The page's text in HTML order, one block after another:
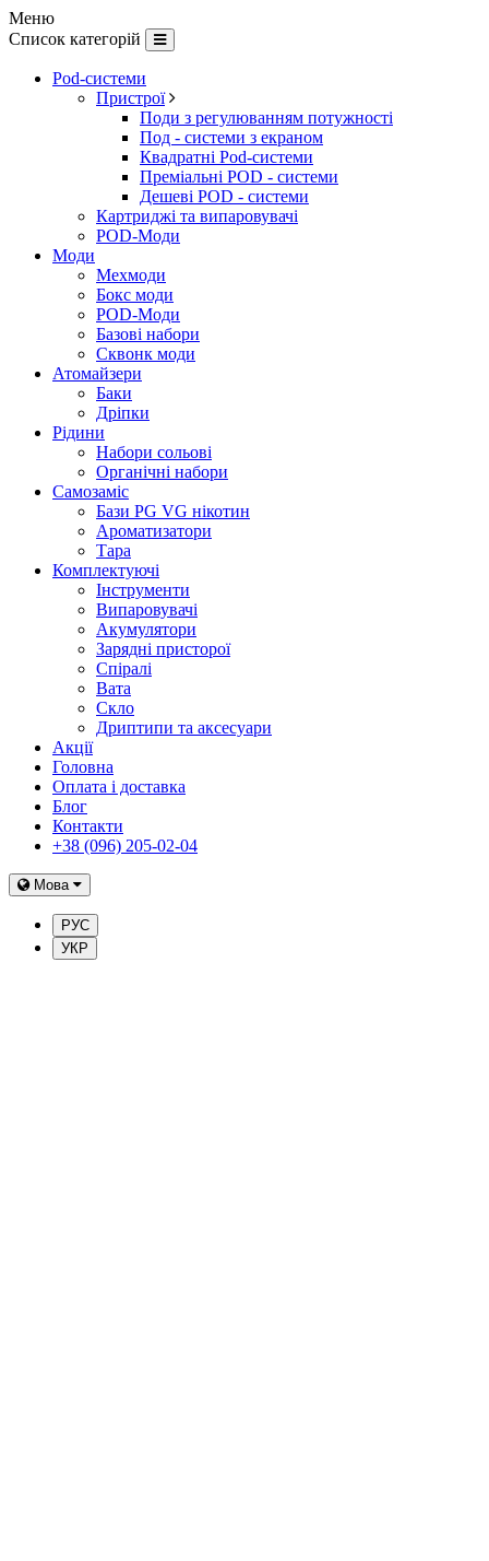
Меню
Список категорій
Pod-системи
Пристрої
Поди з регулюванням потужності
Под - системи з екраном
Квадратні Pod-системи
Преміальні POD - системи
Дешеві POD - системи
Картриджі та випаровувачі
POD-Моди
Моди
Мехмоди
Бокс моди
POD-Моди
Базові набори
Сквонк моди
Атомайзери
Баки
Дріпки
Рідини
Набори сольові
Органічні набори
Самозаміс
Бази PG VG нікотин
Ароматизатори
Тара
Комплектуючі
Інструменти
Випаровувачі
Акумулятори
Зарядні присторої
Спіралі
Вата
Скло
Дриптипи та аксесуари
Акції
Головна
Оплата і доставка
Блог
Контакти
+38 (096) 205-02-04
Мова
РУС
УКР